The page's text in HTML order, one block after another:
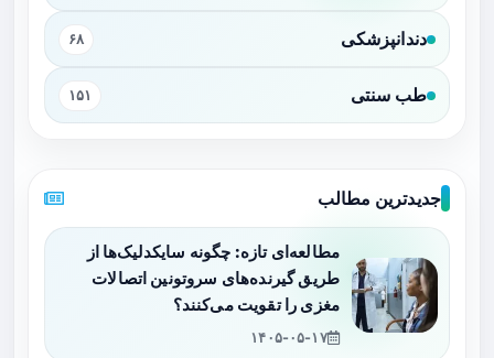
دندانپزشکی ۶۸
طب سنتی ۱۵۱
جدیدترین مطالب
مطالعه‌ای تازه: چگونه سایکدلیک‌ها از
طریق گیرنده‌های سروتونین اتصالات
مغزی را تقویت می‌کنند؟
۱۴۰۵-۰۵-۱۷